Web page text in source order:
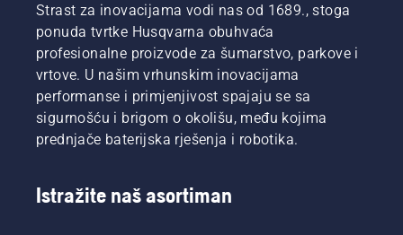
novu
razinu“,
Johan
Svennung,
upravitelj
električnih
uređaja
u tvrtki
okretnog
momenta,
kako bi
korisnik
mogao
štedjeti
bateriju
pri košnji
Način
rada
udobnija
je i
manje
umara
tijekom
upotrebe,
stoga
možete
Strast za inovacijama vodi nas od 1689., stoga
ponuda tvrtke Husqvarna obuhvaća
profesionalne proizvode za šumarstvo, parkove i
vrtove. U našim vrhunskim inovacijama
performanse i primjenjivost spajaju se sa
sigurnošću i brigom o okolišu, među kojima
prednjače baterijska rješenja i robotika.
Istražite naš asortiman